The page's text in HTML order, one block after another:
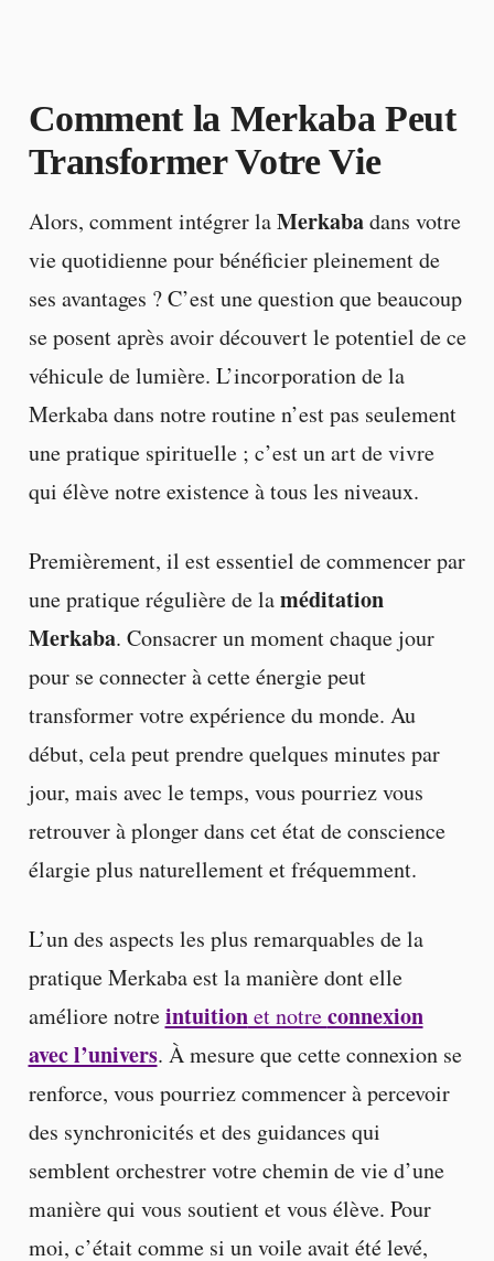
Comment la Merkaba Peut
Transformer Votre Vie
Alors, comment intégrer laMerkabadans votre
vie quotidienne pour bénéficier pleinement de
ses avantages ? C’est une question que beaucoup
se posent après avoir découvert le potentiel de ce
véhicule de lumière. L’incorporation de la
Merkaba dans notre routine n’est pas seulement
une pratique spirituelle ; c’est un art de vivre
qui élève notre existence à tous les niveaux.
Premièrement, il est essentiel de commencer par
une pratique régulière de laméditation
Merkaba. Consacrer un moment chaque jour
pour se connecter à cette énergie peut
transformer votre expérience du monde. Au
début, cela peut prendre quelques minutes par
jour, mais avec le temps, vous pourriez vous
retrouver à plonger dans cet état de conscience
élargie plus naturellement et fréquemment.
L’un des aspects les plus remarquables de la
pratique Merkaba est la manière dont elle
améliore notreintuitionet notreconnexion
avec l’univers. À mesure que cette connexion se
renforce, vous pourriez commencer à percevoir
des synchronicités et des guidances qui
semblent orchestrer votre chemin de vie d’une
manière qui vous soutient et vous élève. Pour
moi, c’était comme si un voile avait été levé,